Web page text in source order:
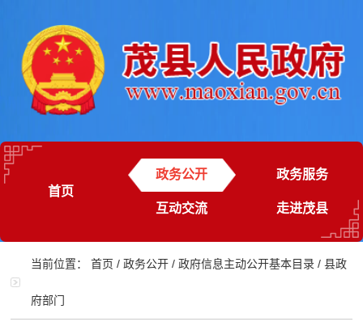
首页
政务公开 政务服务
互动交流 走进茂县
当前位置：首页 /政务公开 /政府信息主动公开基本目录 /县政
府部门